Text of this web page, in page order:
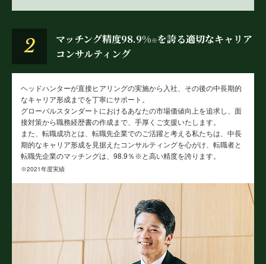
2 マッチング精度98.9%※を誇る適切なキャリア
コンサルティング
ヘッドハンターが直接ヒアリングの実施から入社、その後の中長期的
なキャリア形成までを丁寧にサポート。
グローバルスタンダートにおけるあなたの市場価値向上を追求し、面
接対策から職務経歴書の作成まで、手厚くご支援いたします。
また、転職成功とは、転職先企業でのご活躍と考える私たちは、中長
期的なキャリア形成を見据えたコンサルティングを心がけ、転職者と
転職先企業のマッチングは、98.9％ ※ と高い精度を誇ります。
※2021年度実績